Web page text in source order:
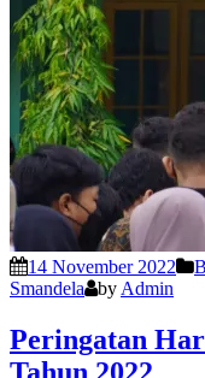
14 November 2022
Smandela
by Admin
Peringatan
Tahun 2022